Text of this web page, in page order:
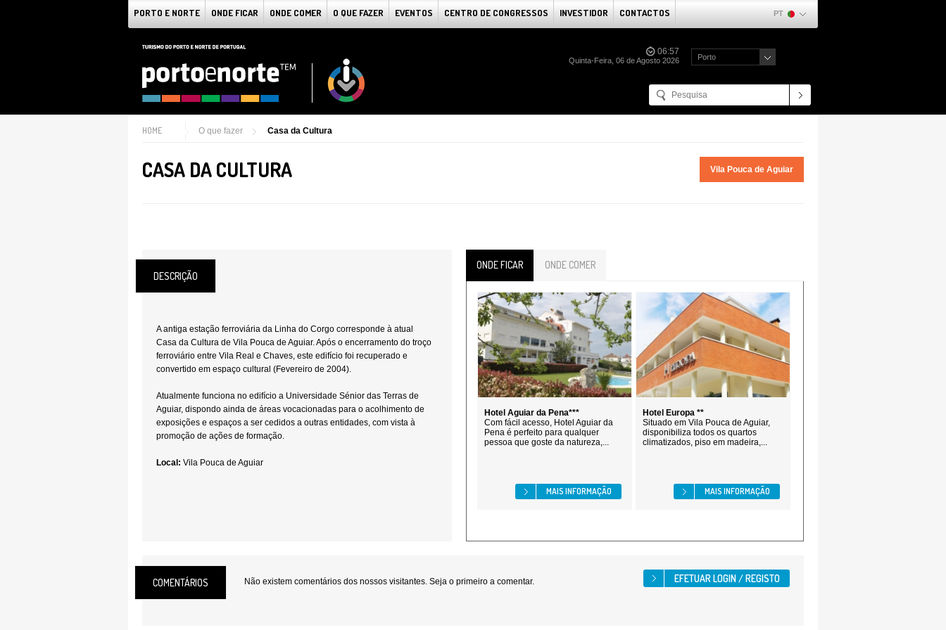
PORTO E NORTE ONDE FICAR ONDE COMER O QUE FAZER EVENTOS CENTRO DE CONGRESSOS INVESTIDOR CONTACTOS PT
06:57
Quinta-Feira, 06 de Agosto 2026 Porto
HOME O que fazer Casa da Cultura
CASA DA CULTURA Vila Pouca de Aguiar
DESCRIÇÃO
A antiga estação ferroviária da Linha do Corgo corresponde à atual
Casa da Cultura de Vila Pouca de Aguiar. Após o encerramento do troço
ferroviário entre Vila Real e Chaves, este edifício foi recuperado e
convertido em espaço cultural (Fevereiro de 2004).
Atualmente funciona no edifício a Universidade Sénior das Terras de
Aguiar, dispondo ainda de áreas vocacionadas para o acolhimento de
exposições e espaços a ser cedidos a outras entidades, com vista à
promoção de ações de formação.
Local: Vila Pouca de Aguiar
ONDE FICAR ONDE COMER
Hotel Aguiar da Pena***
Com fácil acesso, Hotel Aguiar da
Pena é perfeito para qualquer
pessoa que goste da natureza,...
MAIS INFORMAÇÃO
Hotel Europa **
Situado em Vila Pouca de Aguiar,
disponibiliza todos os quartos
climatizados, piso em madeira,...
MAIS INFORMAÇÃO
COMENTÁRIOS Não existem comentários dos nossos visitantes. Seja o primeiro a comentar.